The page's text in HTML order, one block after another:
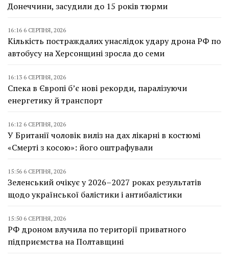
Донеччини, засудили до 15 років тюрми
16:16 6 СЕРПНЯ, 2026
Кількість постраждалих унаслідок удару дрона РФ по
автобусу на Херсонщині зросла до семи
16:13 6 СЕРПНЯ, 2026
Спека в Європі б’є нові рекорди, паралізуючи
енергетику й транспорт
16:12 6 СЕРПНЯ, 2026
У Британії чоловік виліз на дах лікарні в костюмі
«Смерті з косою»: його оштрафували
15:56 6 СЕРПНЯ, 2026
Зеленський очікує у 2026–2027 роках результатів
щодо української балістики і антибалістики
15:50 6 СЕРПНЯ, 2026
РФ дроном влучила по території приватного
підприємства на Полтавщині